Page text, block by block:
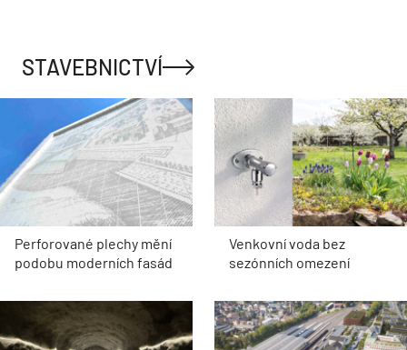
STAVEBNICTVÍ
Perforované plechy mění
podobu moderních fasád
Venkovní voda bez
sezónních omezení